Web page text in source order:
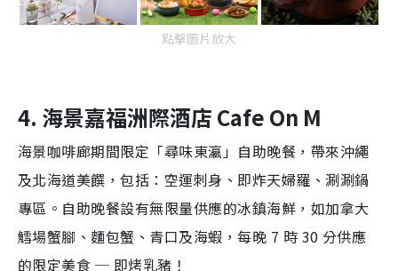
點擊圖片放大
4. 海景嘉福洲際酒店 Cafe On M
海景咖啡廊期間限定「尋味東瀛」自助晚餐，帶來沖繩
及北海道美饌，包括：空運刺身、即炸天婦羅、涮涮鍋
專區。自助晚餐設有無限量供應的冰鎮海鮮，如加拿大
鱈場蟹腳、麵包蟹、青口及海蝦，每晚 7 時 30 分供應
的限定美食 ─ 即烤乳豬！